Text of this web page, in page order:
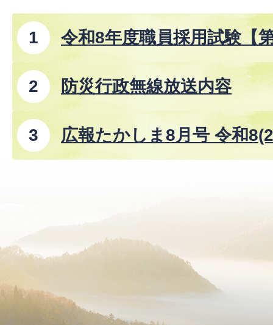
令和8年度職員採用試験【
防災行政無線放送内容
広報たかしま8月号 令和